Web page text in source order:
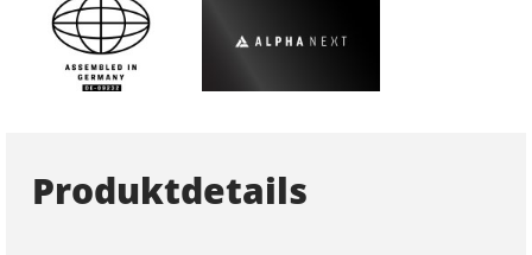
Produktdetails